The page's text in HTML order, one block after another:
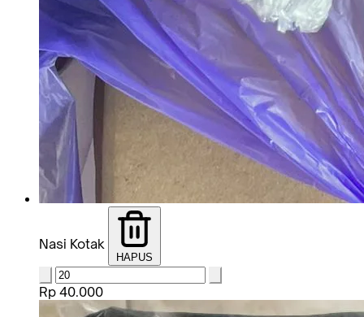
Nasi Kotak
HAPUS
Rp 40.000